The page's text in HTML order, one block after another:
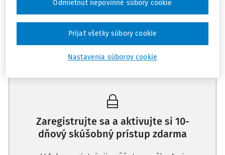
Kvalifikačné predpoklady pre kategóriu učiteľ sú uved
Máte predplatné?
Zaregistrujte sa a aktivujte si 10-
dňový skúšobný prístup zdarma
Nastavenia súborov cookie
Odmietnut nepovinné súbory cookie
Prijať všetky súbory cookie